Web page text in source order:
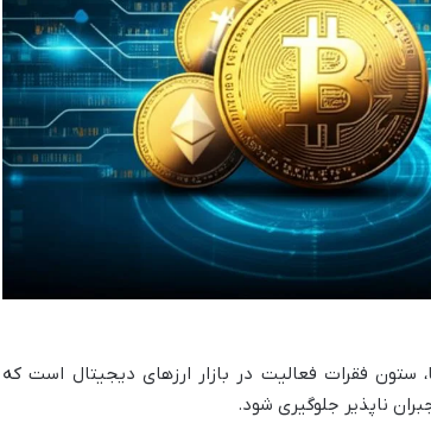
فقرات فعالیت در بازار ارزهای دیجیتال است که
ناپذیر جلوگیری شود.